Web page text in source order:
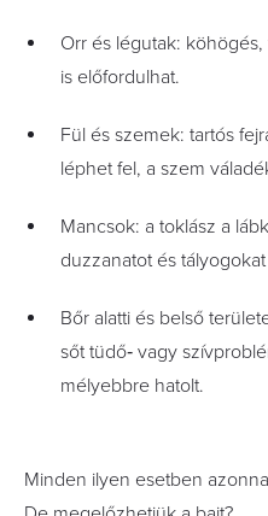
Orr és légutak:
is előfordulhat.
Fül és szemek: tartós
léphet fel, a szem
Mancsok: a toklász a
duzzanatot és
Bőr alatti és belső
sőt tüdő‑ vagy
mélyebbre hatolt.
Minden ilyen esetben